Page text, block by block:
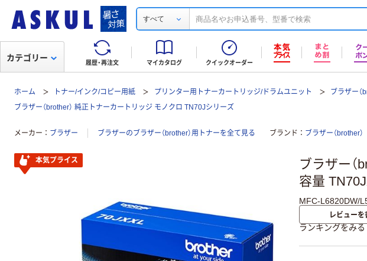
すべて
履歴・再注文 マイカタログ クイックオーダー
カテゴリー
ホーム トナー/インク/コピー用紙 プリンター用トナーカートリッジ/ドラムユニット ブラザー（
ブラザー（brother） 純正トナーカートリッジ モノクロ TN70Jシリーズ
メーカー ブラザー ブラザーのブラザー（brother）用トナーを全て見る ブランド ブラザー（brother）
ブラザー（
容量
MFC-L6820DW/
レビューを
ランキングをみる
本気プライス